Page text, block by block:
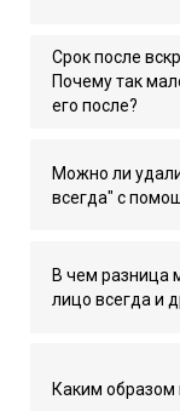
Срок после
Почему так
его после?
Можно ли
всегда" с
В чем разница
лицо всегда и
Каким образом